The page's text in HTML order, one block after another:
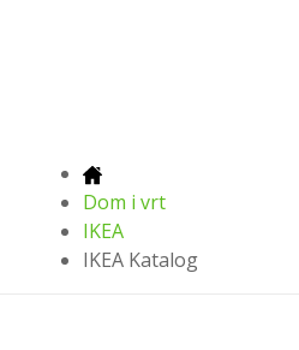
Dom i vrt
IKEA
IKEA Katalog